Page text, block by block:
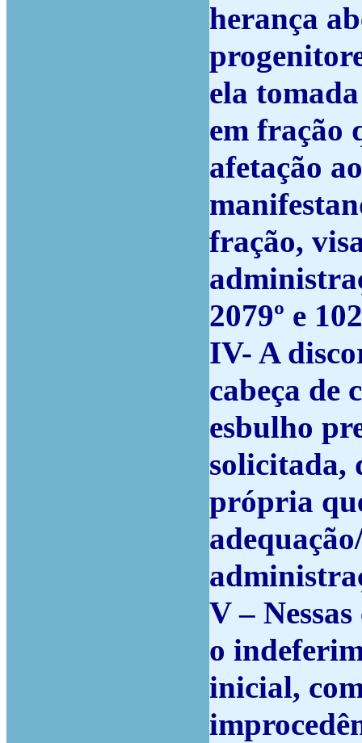
herança
ela
em fração
afetação
fração,
2079º e
IV- A
cabeça de
esbulho
solicitada,
própria
V –
o
inicial,